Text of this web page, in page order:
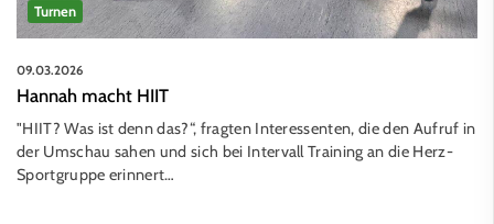
Turnen
09.03.2026
Hannah macht HIIT
"HIIT? Was ist denn das?“, fragten Interessenten, die den Aufruf in
der Umschau sahen und sich bei Intervall Training an die Herz-
Sportgruppe erinnert…